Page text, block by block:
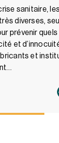
sanitaire,
diverses,
prévenir
et
et